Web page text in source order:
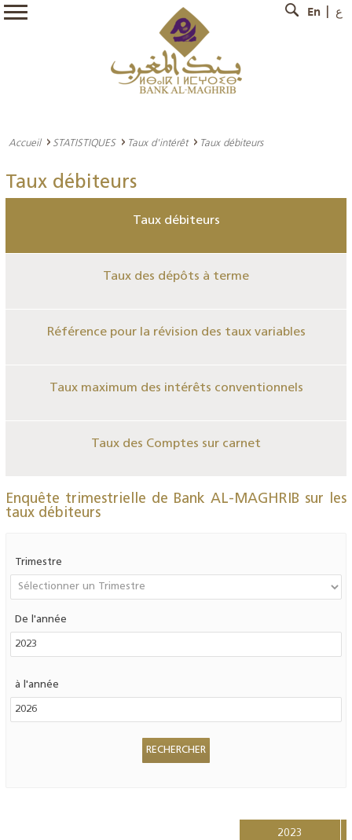
En ع
Accueil STATISTIQUES Taux d'intérêt Taux débiteurs
Taux débiteurs
Taux débiteurs
Taux des dépôts à terme
Référence pour la révision des taux variables
Taux maximum des intérêts conventionnels
Taux des Comptes sur carnet
Enquête trimestrielle de Bank AL-MAGHRIB sur les
taux débiteurs
Trimestre
De l'année
à l'année
2023